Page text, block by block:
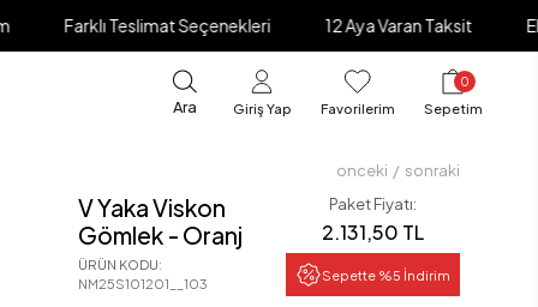
Teslimat Seçenekleri 12 Aya Varan Taksit Elden Ödeme
Ara
Giriş Yap Favorilerim
0
Sepetim
onceki / sonraki
V Yaka Viskon
Gömlek - Oranj
ÜRÜN KODU:
NM25S101201__103
Paket Fiyatı:
2.131,50 TL
Sepette %5 İndirim